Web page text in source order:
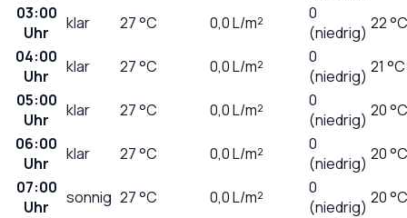
03:00
Uhr
klar 27°C 0,0L/m²
0
(niedrig) 22 °C
04:00
Uhr
klar 27°C 0,0L/m²
0
(niedrig) 21 °C
05:00
Uhr
klar 27°C 0,0L/m²
0
(niedrig) 20 °C
06:00
Uhr
klar 27°C 0,0L/m²
0
(niedrig) 20 °C
07:00
Uhr
sonnig 27°C 0,0L/m²
0
(niedrig) 20 °C